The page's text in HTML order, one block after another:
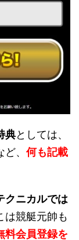
典としては、
、 何も記載
クニカルでは
は競艇元帥も
料会員登録を